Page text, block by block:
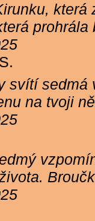
která
prohrála
svítí sedmá
na tvoji